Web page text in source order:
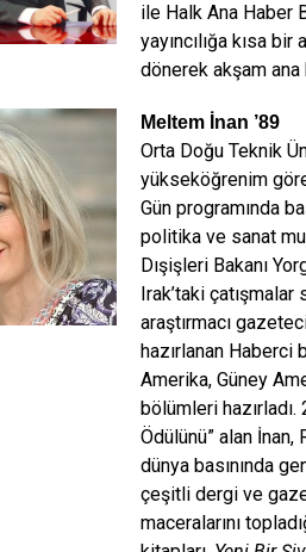
ile Halk Ana Haber
yayıncılığa kısa
dönerek akşam
Meltem İnan ’89
Orta Doğu Teknik
yükseköğrenim
Gün programında
politika ve sanat
Dışişleri Bakanı
Irak’taki çatışmalar
araştırmacı
hazırlanan Haberci
Amerika, Güney
bölümleri
Ödülünü” alan İnan,
dünya basınında
çeşitli dergi ve
maceralarını